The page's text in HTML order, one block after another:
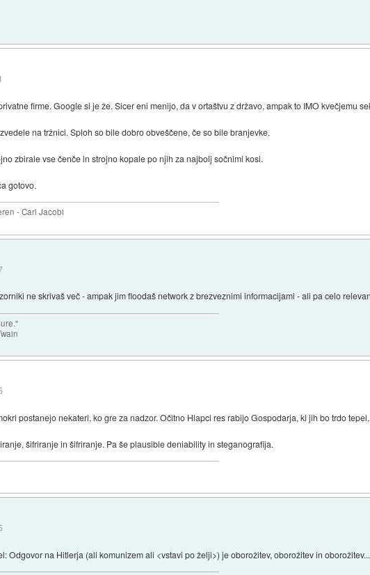
firme. Google si je že. Sicer eni menijo, da v ortaštvu z državo, ampak to IMO kvečjemu
na tržnici. Sploh so bile dobro obveščene, če so bile branjevke.
zbirale vse čenče in strojno kopale po njih za najbolj sočnimi kosi.
gotovo.
- Carl Jacobi
ne skrivaš več - ampak jim floodaš network z brezveznimi informacijami - ali pa celo
postanejo nekateri, ko gre za nadzor. Očitno Hlapci res rabijo Gospodarja, ki jih bo trdo
šifriranje in šifriranje. Pa še plausible deniability in steganografija.
Odgovor na Hitlerja (ali komunizem ali <vstavi po želji>) je oborožitev, oborožitev in oborožitev...